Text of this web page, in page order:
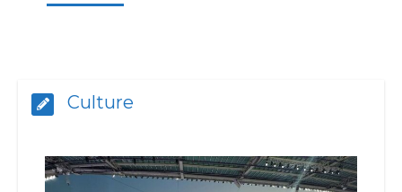
Culture